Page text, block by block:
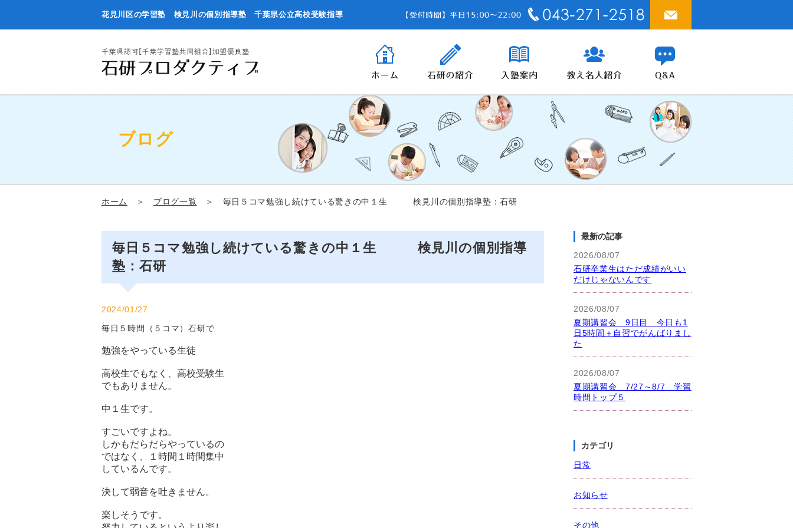
花見川区の学習塾 検見川の個別指導塾 千葉県公立高校受験指導
ブログ
ホーム ＞ ブログ一覧 ＞ 毎日５コマ勉強し続けている驚きの中１生 検見川の個別指導塾：石研
毎日５コマ勉強し続けている驚きの中１生 検見川の個別指導
塾：石研
2024/01/27
毎日５時間（５コマ）石研で
勉強をやっている生徒
高校生でもなく、高校受験生
でもありません。
中１生です。
すごいですよね。
しかもだらだらやっているの
ではなく、１時間１時間集中
しているんです。
決して弱音を吐きません。
楽しそうです。
最新の記事
2026/08/07
石研卒業生はただ成績がいい
だけじゃないんです
2026/08/07
夏期講習会 9日目 今日も1
日5時間＋自習でがんばりまし
た
2026/08/07
夏期講習会 7/27～8/7 学習
時間トップ５
カテゴリ
日常
お知らせ
その他